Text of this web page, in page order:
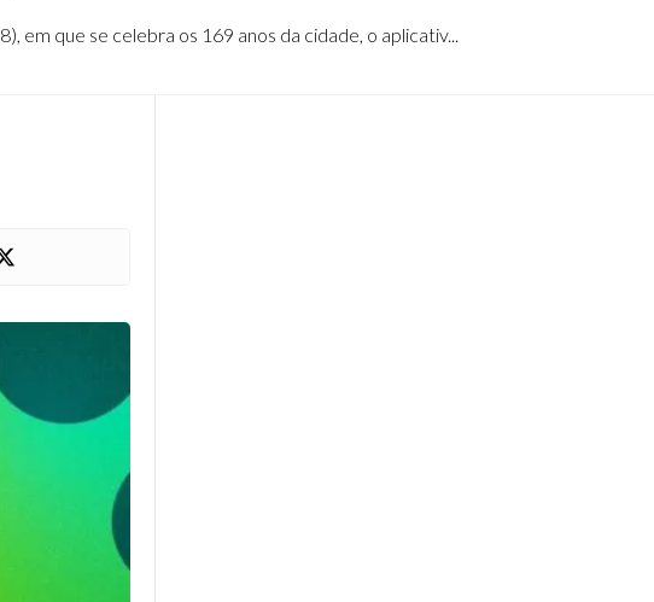
em que se celebra os 169 anos da cidade, o aplicativ...